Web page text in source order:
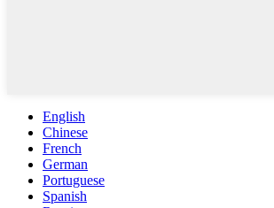
English
Chinese
French
German
Portuguese
Spanish